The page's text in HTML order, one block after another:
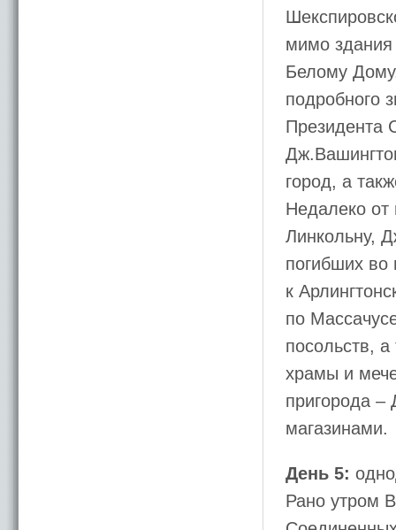
мимо здания
Белому
подробного
Президента
город, а
Недалеко от
Линкольну,
погибших
к
по
посольств, а
храмы и
пригорода –
магазинами.
День 5:
Рано утром